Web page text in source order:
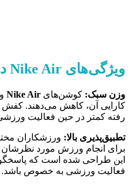
ویژگی‌های Nike Air
وزن سبک: کوشن‌های Nike Air
کارایی آن، کاهش می‌دهند.
رفته کمتر در حین فعالیت
تطبیق‌پذیری بالا: ورزشکاران
برای انجام ورزش مورد نظرشان
این طراحی شده است که
فعالیت ورزشی به خصوص باشد.